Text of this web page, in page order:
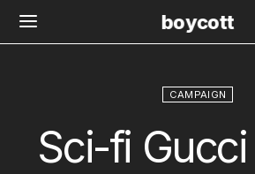
boycott
CAMPAIGN
Sci-fi Gucci